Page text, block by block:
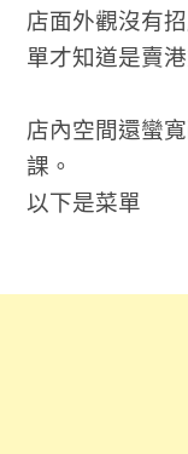
店面外觀沒有
單才知道是賣
店內空間還蠻
課。
以下是菜單